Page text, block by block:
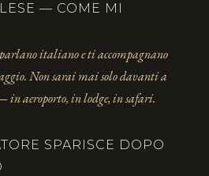
— COME MI
italiano e ti accompagnano
Non sarai mai solo davanti a
in aeroporto, in lodge, in safari.
SPARISCE DOPO